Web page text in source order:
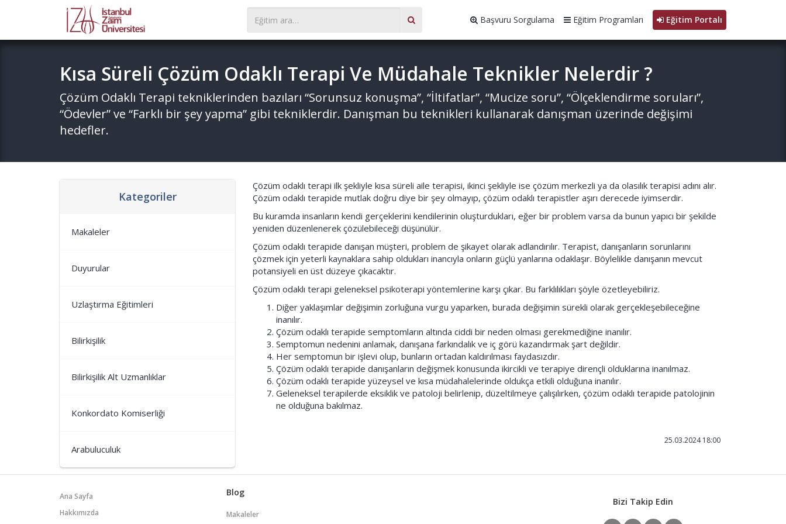
Başvuru Sorgulama Eğitim Programları Eğitim Portalı
Kısa Süreli Çözüm Odaklı Terapi Ve Müdahale Teknikler Nelerdir ?
Çözüm Odaklı Terapi tekniklerinden bazıları “Sorunsuz konuşma”, “İltifatlar”, “Mucize soru”, “Ölçeklendirme soruları”,
“Ödevler” ve “Farklı bir şey yapma” gibi tekniklerdir. Danışman bu teknikleri kullanarak danışman üzerinde değişimi
hedefler.
Kategoriler
Makaleler
Duyurular
Uzlaştırma Eğitimleri
Bilirkişilik
Bilirkişilik Alt Uzmanlıklar
Konkordato Komiserliği
Arabuluculuk
Çözüm odaklı terapi ilk şekliyle kısa süreli aile terapisi, ikinci şekliyle ise çözüm merkezli ya da olasılık terapisi adını alır.
Çözüm odaklı terapide mutlak doğru diye bir şey olmayıp, çözüm odaklı terapistler aşırı derecede iyimserdir.
Bu kuramda insanların kendi gerçeklerini kendilerinin oluşturdukları, eğer bir problem varsa da bunun yapıcı bir şekilde
yeniden düzenlenerek çözülebileceği düşünülür.
Çözüm odaklı terapide danışan müşteri, problem de şikayet olarak adlandırılır. Terapist, danışanların sorunlarını
çözmek için yeterli kaynaklara sahip oldukları inancıyla onların güçlü yanlarına odaklaşır. Böylelikle danışanın mevcut
potansiyeli en üst düzeye çıkacaktır.
Çözüm odaklı terapi geleneksel psikoterapi yöntemlerine karşı çıkar. Bu farklılıkları şöyle özetleyebiliriz.
Diğer yaklaşımlar değişimin zorluğuna vurgu yaparken, burada değişimin sürekli olarak gerçekleşebileceğine
inanılır.
Çözüm odaklı terapide semptomların altında ciddi bir neden olması gerekmediğine inanılır.
Semptomun nedenini anlamak, danışana farkındalık ve iç görü kazandırmak şart değildir.
Her semptomun bir işlevi olup, bunların ortadan kaldırılması faydasızdır.
Çözüm odaklı terapide danışanların değişmek konusunda ikircikli ve terapiye dirençli olduklarına inanılmaz.
Çözüm odaklı terapide yüzeysel ve kısa müdahalelerinde oldukça etkili olduğuna inanılır.
Geleneksel terapilerde eksiklik ve patoloji belirlenip, düzeltilmeye çalışılırken, çözüm odaklı terapide patolojinin
ne olduğuna bakılmaz.
25.03.2024 18:00
Ana Sayfa
Hakkımızda
Blog
Makaleler
Bizi Takip Edin